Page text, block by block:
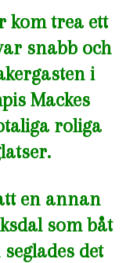
kom trea ett
snabb och
i
Mackes
roliga
en annan
som båt
det